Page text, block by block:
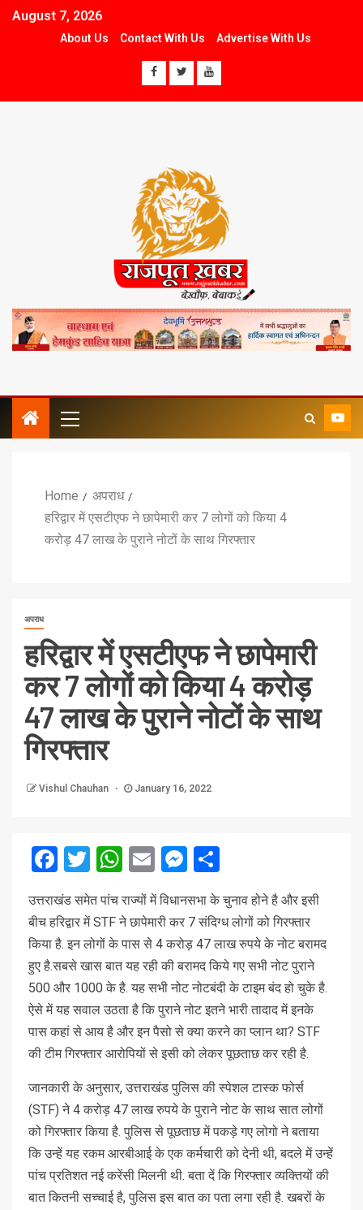
August 7, 2026
About Us Contact With Us Advertise With Us
Home
अपराध
हरिद्वार में एसटीएफ ने छापेमारी कर 7 लोगों को किया 4
करोड़ 47 लाख के पुराने नोटों के साथ गिरफ्तार
अपराध
हरिद्वार में एसटीएफ ने छापेमारी
कर 7 लोगों को किया 4 करोड़
47 लाख के पुराने नोटों के साथ
गिरफ्तार
Vishul Chauhan January 16, 2022
Facebook
Twitter
WhatsApp
EmailMessenger
उत्तराखंड समेत पांच राज्यों में विधानसभा के चुनाव होने है और इसी
बीच हरिद्वार में STF ने छापेमारी कर 7 संदिग्ध लोगों को गिरफ्तार
किया है. इन लोगों के पास से 4 करोड़ 47 लाख रुपये के नोट बरामद
हुए है.सबसे खास बात यह रही की बरामद किये गए सभी नोट पुराने
500 और 1000 के है. यह सभी नोट नोटबंदी के टाइम बंद हो चुके है.
ऐसे में यह सवाल उठता है कि पुराने नोट इतने भारी तादाद में इनके
पास कहां से आय है और इन पैसो से क्या करने का प्लान था? STF
की टीम गिरफ्तार आरोपियों से इसी को लेकर पूछताछ कर रही है.
जानकारी के अनुसार, उत्तराखंड पुलिस की स्पेशल टास्क फोर्स
(STF) ने 4 करोड़ 47 लाख रुपये के पुराने नोट के साथ सात लोगों
को गिरफ्तार किया है. पुलिस से पूछताछ में पकड़े गए लोगो ने बताया
कि उन्‍हें यह रकम आरबीआई के एक कर्मचारी को देनी थी, बदले में उन्‍हें
पांच प्रतिशत नई करेंसी मिलनी थी. बता दें कि गिरफ्तार व्यक्तियों की
बात कितनी सच्चाई है, पुलिस इस बात का पता लगा रही है. खबरों के